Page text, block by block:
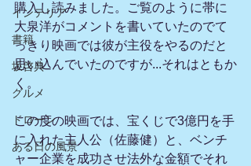
インテリア
書籍
坂啓典
グルメ
ドローン
ある日の風景
購入し読みました。ご覧のように帯に
大泉洋がコメントを書いていたのでて
っきり映画では彼が主役をやるのだと
思い込んでいたのですが...それはともか
く。
この度の映画では、宝くじで3億円を手
に入れた主人公（佐藤健）と、ベンチ
ャー企業を成功させ法外な金額でそれ